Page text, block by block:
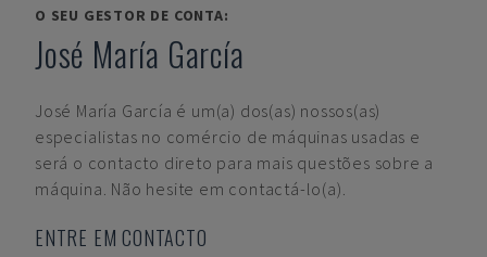
O SEU GESTOR DE CONTA:
José María García
José María García é um(a) dos(as) nossos(as)
especialistas no comércio de máquinas usadas e
será o contacto direto para mais questões sobre a
máquina. Não hesite em contactá-lo(a).
ENTRE EM CONTACTO